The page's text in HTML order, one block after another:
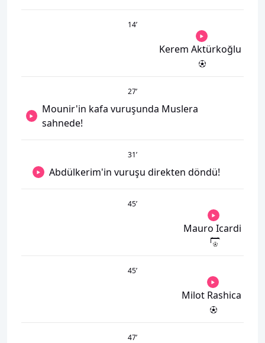
14’
Kerem Aktürkoğlu
27’
Mounir'in kafa vuruşunda Muslera
sahnede!
31’
Abdülkerim'in vuruşu direkten döndü!
45’
Mauro Icardi
45’
Milot Rashica
47’